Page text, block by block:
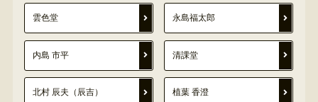
雲色堂 永島福太郎
内島 市平 清課堂
北村 辰夫（辰吉） 植葉 香澄